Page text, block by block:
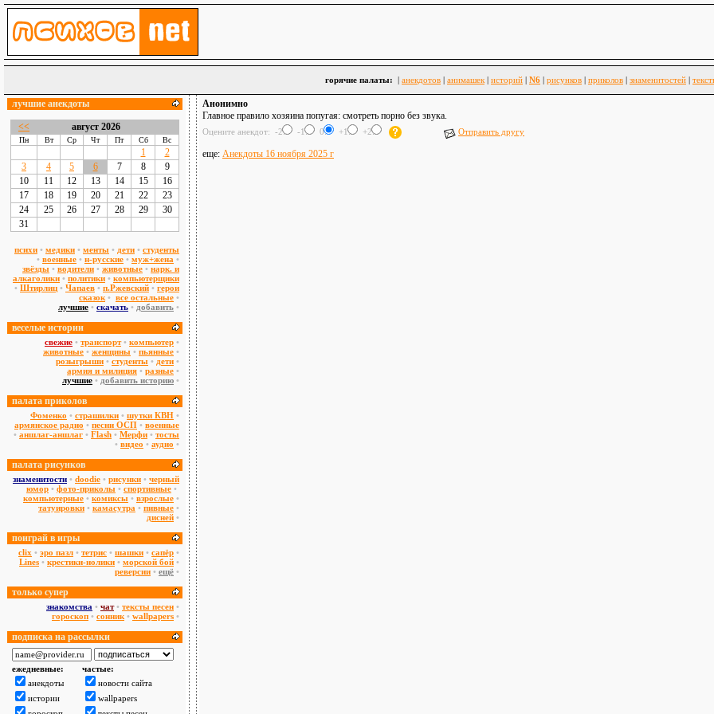
горячие палаты: | анекдотов | анимашек | историй | N6 | рисунков | приколов | знаменитостей |
лучшие анекдоты
<< август 2026
Пн Вт Ср Чт Пт Сб Вс
1
2
3
4 5 6 7 8
9
10
11 12 13 14 15
16
17
18 19 20 21 22
23
24
25 26 27 28 29
30
31
психи • медики • менты • дети • студенты
• военные • н-русские • муж+жена •
звёзды • водители • животные • нарк. и
алкаголики • политики • компьютерщики
• Штирлиц • Чапаев • п.Ржевский • герои
сказок • все остальные •
лучшие • скачать • добавить •
веселые истории
свежие • транспорт• компьютер •
животные • женщины • пьянные •
розыгрыши • студенты • дети •
армия и милиция • разные •
лучшие • добавить историю •
палата приколов
Фоменко • страшилки • шутки КВН •
армянское радио • песни ОСП • военные
• аншлаг-аншлаг • Flash • Мерфи • тосты
• видео • аудио •
палата рисунков
знаменитости • doodie • рисунки • черный
юмор • фото-приколы • спортивные •
компьютерные • комиксы • взрослые •
татуировки • камасутра • пивные •
дисней •
поиграй в игры
сlix • эро пазл • тетрис • шашки • сапёр •
Lines • крестики-нолики • морской бой •
реверсии • ещё •
только супер
знакомства • чат• тексты песен •
гороскоп • сонник • wallpapers •
подписка на рассылки
ежедневные:
анекдоты
истории
частые:
новости сайта
wallpapers
Анонимно
Главное правило хозяина попугая: смотреть порно без звука.
Оцените анекдот: -2: -1: 0: +1: +2: Отправить другу
еще: Анекдоты 16 ноября 2025 г